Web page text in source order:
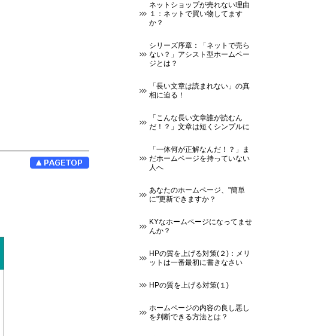
ネットショップが売れない理由
１：ネットで買い物してます
か？
シリーズ序章：「ネットで売ら
ない？」アシスト型ホームペー
ジとは？
「長い文章は読まれない」の真
相に迫る！
「こんな長い文章誰が読むん
だ！？」文章は短くシンプルに
「一体何が正解なんだ！？」ま
だホームページを持っていない
人へ
あなたのホームページ、"簡単
に"更新できますか？
KYなホームページになってませ
んか？
HPの質を上げる対策(２)：メリ
ットは一番最初に書きなさい
HPの質を上げる対策(１)
ホームページの内容の良し悪し
を判断できる方法とは？